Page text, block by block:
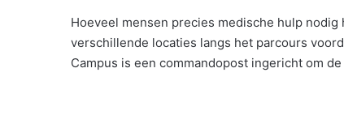
Hoeveel mensen precies medische hulp
verschillende locaties langs het parcours
Campus is een commandopost ingericht om